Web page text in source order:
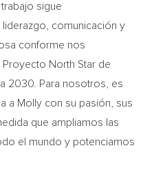
sigue
comunicación y
conforme nos
North Star de
2030. Para nosotros, es
a Molly con su pasión, sus
que ampliamos las
el mundo y potenciamos